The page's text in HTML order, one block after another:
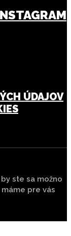
ÚDAJOV
ste sa možno
pre vás